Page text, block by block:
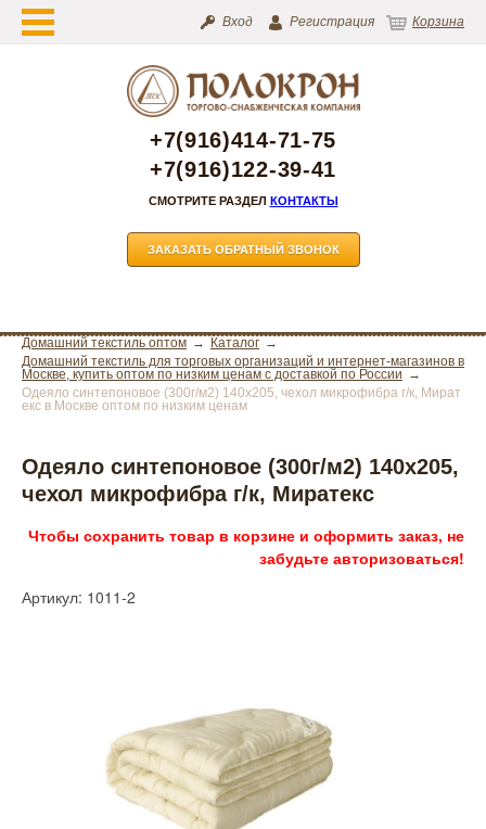
Вход Регистрация Корзина
+7(916)414-71-75
+7(916)122-39-41
СМОТРИТЕ РАЗДЕЛ КОНТАКТЫ
ЗАКАЗАТЬ ОБРАТНЫЙ ЗВОНОК
Домашний текстиль оптом
Каталог
Домашний текстиль для торговых организаций и интернет-магазинов в
Москве, купить оптом по низким ценам с доставкой по России
Одеяло синтепоновое (300г/м2) 140х205, чехол микрофибра г/к, Мират
екс в Москве оптом по низким ценам
Одеяло синтепоновое (300г/м2) 140х205,
чехол микрофибра г/к, Миратекс
Чтобы сохранить товар в корзине и оформить заказ, не
забудьте авторизоваться!
Артикул: 1011-2